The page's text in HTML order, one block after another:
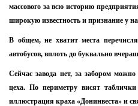
массового за всю историю
широкую известность и признание у
В общем, не хватит места
автобусов, вплоть до буквально
Сейчас завода нет, за забором
цеха. По периметру висят
иллюстрация краха «Донинвеста» и